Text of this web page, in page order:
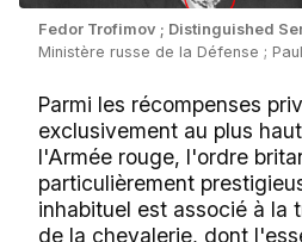
Fedor Trofimov ; Distinguished
Ministère russe de la Défense ;
Parmi les récompenses
exclusivement au plus
l'Armée rouge, l'ordre
particulièrement
inhabituel est associé à la
de la chevalerie, dont